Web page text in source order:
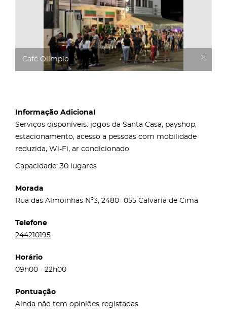
Café Olímpio
Informação Adicional
Serviços disponíveis: jogos da Santa Casa, payshop,
estacionamento, acesso a pessoas com mobilidade
reduzida, Wi-Fi, ar condicionado
Capacidade: 30 lugares
Morada
Rua das Almoinhas Nº3, 2480- 055 Calvaria de Cima
Telefone
244210195
Horário
09h00 - 22h00
Pontuação
Ainda não tem opiniões registadas